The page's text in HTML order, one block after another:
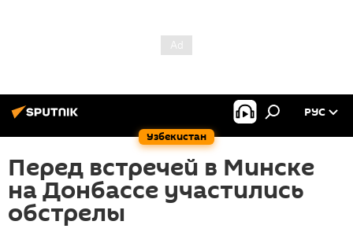
Узбекистан
РУС
Перед встречей в Минске
на Донбассе участились
обстрелы